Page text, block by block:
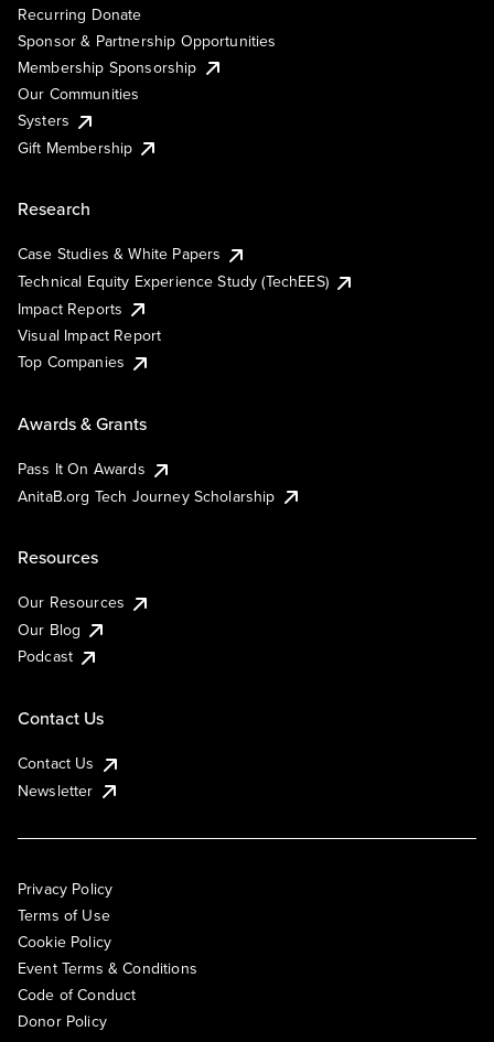
Recurring Donate
Sponsor & Partnership Opportunities
Membership Sponsorship
Our Communities
Systers
Gift Membership
Research
Case Studies & White Papers
Technical Equity Experience Study (TechEES)
Impact Reports
Visual Impact Report
Top Companies
Awards & Grants
Pass It On Awards
AnitaB.org Tech Journey Scholarship
Resources
Our Resources
Our Blog
Podcast
Contact Us
Contact Us
Newsletter
Privacy Policy
Terms of Use
Cookie Policy
Event Terms & Conditions
Code of Conduct
Donor Policy